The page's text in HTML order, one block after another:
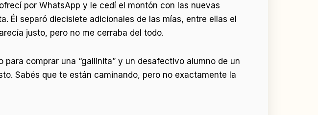
por WhatsApp y le cedí el montón con las nuevas
Él separó diecisiete adicionales de las mías, entre ellas el
justo, pero no me cerraba del todo.
comprar una “gallinita” y un desafectivo alumno de un
Sabés que te están caminando, pero no exactamente la